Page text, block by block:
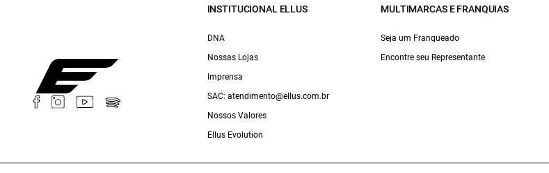
INSTITUCIONAL ELLUS
DNA
Nossas Lojas
Imprensa
SAC: atendimento@ellus.com.br
Nossos Valores
Ellus Evolution
MULTIMARCAS E FRANQUIAS
Seja um Franqueado
Encontre seu Representante